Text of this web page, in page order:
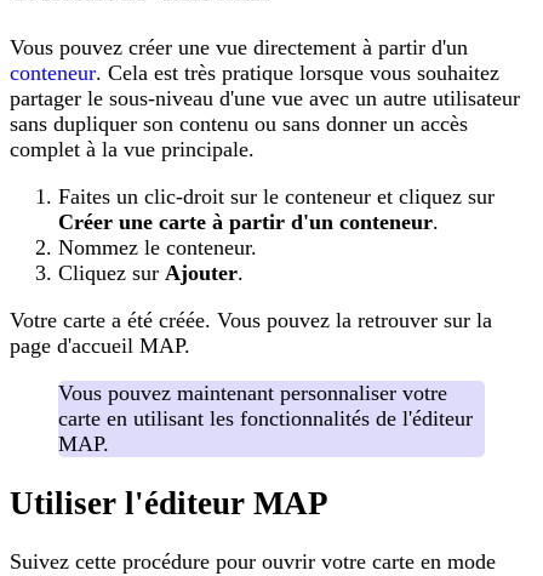
Vous pouvez créer une vue directement à partir d'un
conteneur. Cela est très pratique lorsque vous souhaitez
partager le sous-niveau d'une vue avec un autre utilisateur
sans dupliquer son contenu ou sans donner un accès
complet à la vue principale.
Faites un clic-droit sur le conteneur et cliquez sur
Créer une carte à partir d'un conteneur.
Nommez le conteneur.
Cliquez sur Ajouter.
Votre carte a été créée. Vous pouvez la retrouver sur la
page d'accueil MAP.
Vous pouvez maintenant personnaliser votre
carte en utilisant les fonctionnalités de l'éditeur
MAP.
Utiliser l'éditeur MAP
Suivez cette procédure pour ouvrir votre carte en mode